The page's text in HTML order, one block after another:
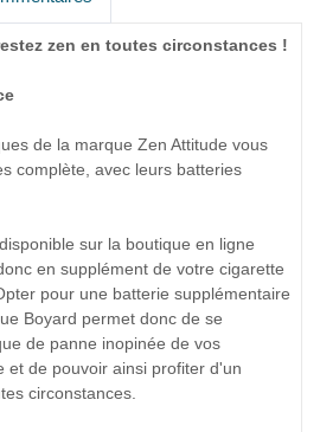
zen en toutes circonstances !
de la marque Zen Attitude vous
complète, avec leurs batteries
sur la boutique en ligne
en supplément de votre cigarette
pour une batterie supplémentaire
Boyard permet donc de se
de panne inopinée de vos
et de pouvoir ainsi profiter d'un
circonstances.